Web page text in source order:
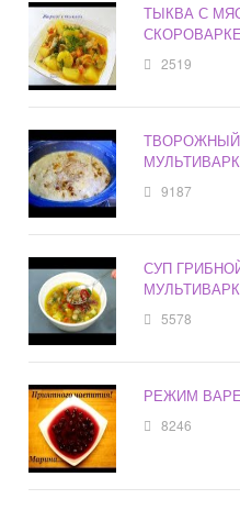
ТЫКВА С
СКОРОВАРКЕ
2519
ТВОРОЖНЫЙ
9187
СУП
5578
РЕЖИМ
8246